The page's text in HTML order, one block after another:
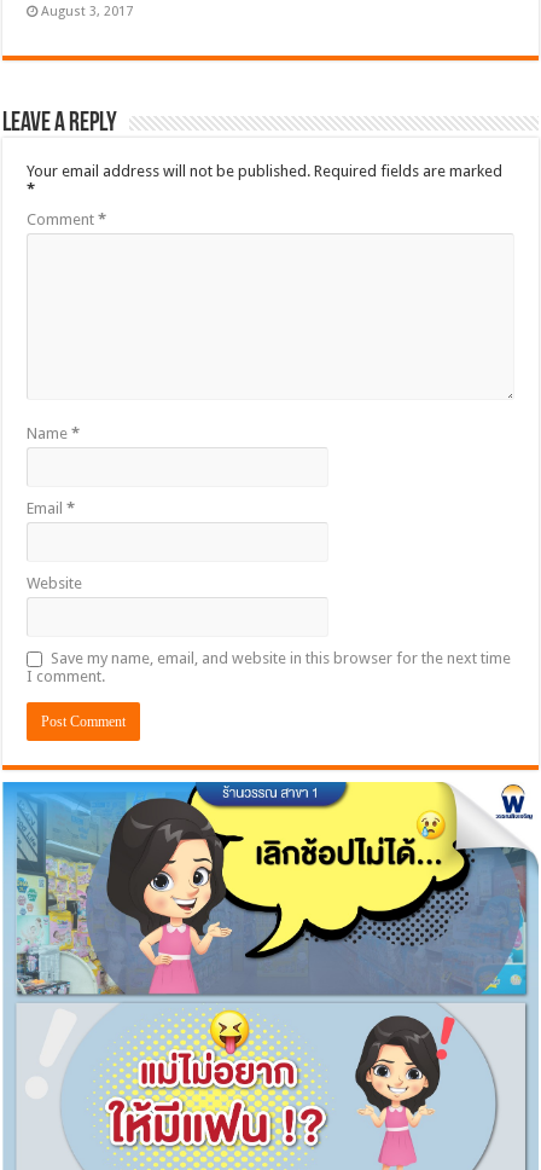
August 3, 2017
Leave a Reply
Your email address will not be published. Required fields are marked
*
Comment*
Name*
Email*
Website
Save my name, email, and website in this browser for the next time
I comment.